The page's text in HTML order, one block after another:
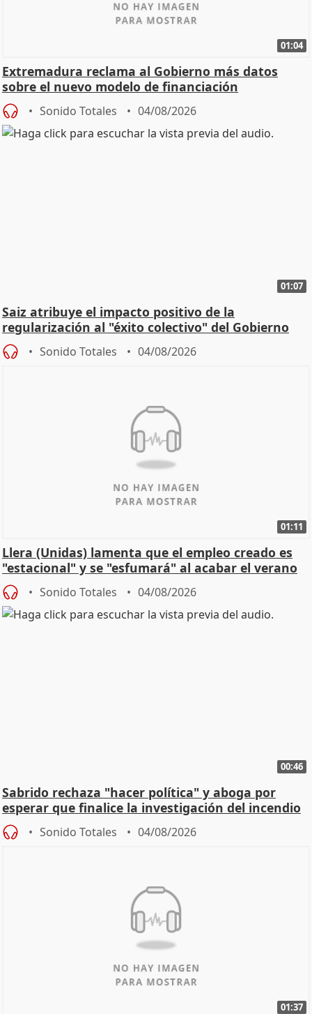
01:04
Extremadura reclama al Gobierno más datos
sobre el nuevo modelo de financiación
Sonido Totales 04/08/2026
01:07
Saiz atribuye el impacto positivo de la
regularización al "éxito colectivo" del Gobierno
Sonido Totales 04/08/2026
01:11
Llera (Unidas) lamenta que el empleo creado es
"estacional" y se "esfumará" al acabar el verano
Sonido Totales 04/08/2026
00:46
Sabrido rechaza "hacer política" y aboga por
esperar que finalice la investigación del incendio
Sonido Totales 04/08/2026
01:37